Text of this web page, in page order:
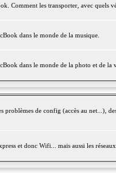
Comment les transporter, avec quels
dans le monde de la musique.
dans le monde de la photo et de la
de config (accès au net...),
et donc Wifi... mais aussi les